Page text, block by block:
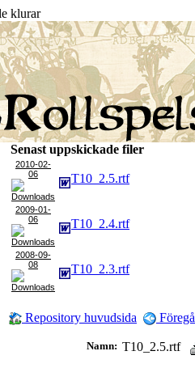
klurar
Senast uppskickade filer
2010-02-
06
T10_2.5.rtf
2009-01-
06
T10_2.4.rtf
2008-09-
08
T10_2.3.rtf
Repository huvudsida
Namn: T10_2.5.rtf